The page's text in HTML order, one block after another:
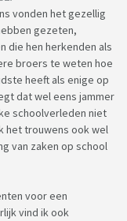
vonden het gezellig
gezeten,
die hen herkenden als
broers te weten hoe
heeft als enige op
dat wel eens jammer
schoolverleden niet
het trouwens ook wel
van zaken op school
voor een
vind ik ook